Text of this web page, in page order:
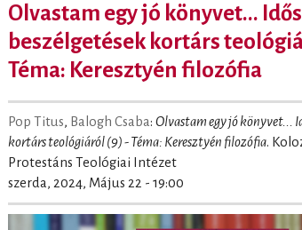
Olvastam egy jó könyvet...
beszélgetések kortárs
Téma: Keresztyén filozófia
Pop Titus, Balogh Csaba: Olvastam egy jó könyvet...
kortárs teológiáról (9) - Téma: Keresztyén filozófia.
Protestáns Teológiai Intézet
szerda, 2024, Május 22 - 19:00